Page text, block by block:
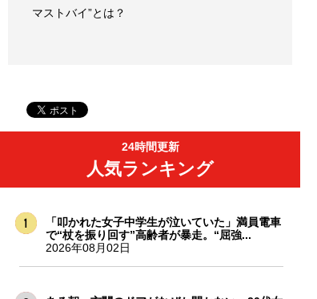
マストバイ”とは？
24時間更新
人気ランキング
「叩かれた女子中学生が泣いていた」満員電車
で“杖を振り回す”高齢者が暴走。“屈強...
2026年08月02日